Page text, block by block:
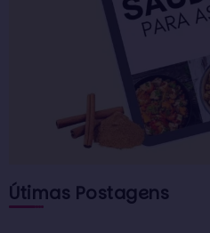
Útimas Postagens